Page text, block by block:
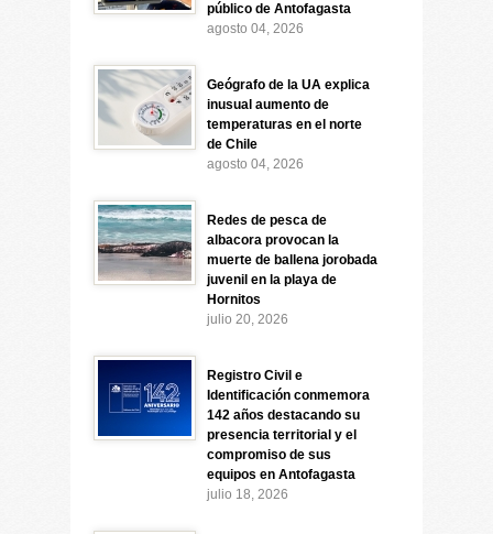
público de Antofagasta
agosto 04, 2026
Geógrafo de la UA explica
inusual aumento de
temperaturas en el norte
de Chile
agosto 04, 2026
Redes de pesca de
albacora provocan la
muerte de ballena jorobada
juvenil en la playa de
Hornitos
julio 20, 2026
Registro Civil e
Identificación conmemora
142 años destacando su
presencia territorial y el
compromiso de sus
equipos en Antofagasta
julio 18, 2026